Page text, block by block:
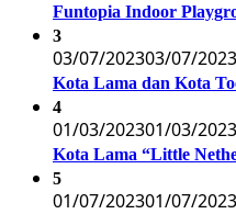
Funtopia Indoor
3
03/07/202303/07/2023
Kota Lama dan Kota
4
01/03/202301/03/2023
Kota Lama “Little
5
01/07/202301/07/2023